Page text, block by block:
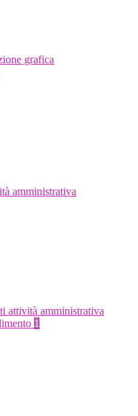
grafica
amministrativa
attività amministrativa
1